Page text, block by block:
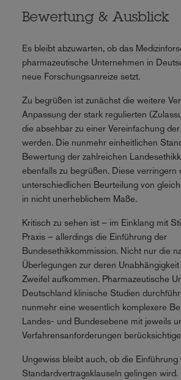
Bewertung & Ausblick
Es bleibt abzuwarten, ob das
pharmazeutische Unternehmen in
neue Forschungsanreize setzt.
Zu begrüßen ist zunächst die weitere
Anpassung der stark regulierten
die absehbar zu einer Vereinfachung
werden. Die nunmehr einheitlichen
Bewertung der zahlreichen
ebenfalls zu begrüßen. Diese verringern
unterschiedlichen Beurteilung von
in nicht unerheblichem Maße.
Kritisch zu sehen ist – im Einklang mit
Praxis – allerdings die Einführung der
Bundesethikkommission. Nicht nur die
Überlegungen zur deren
Zweifel aufkommen. Pharmazeutische
Deutschland klinische Studien
nunmehr eine wesentlich komplexere
Landes- und Bundesebene mit jeweils
Verfahrensanforderungen
Ungewiss bleibt auch, ob die Einführung
Standardvertragsklauseln gelingen wird.